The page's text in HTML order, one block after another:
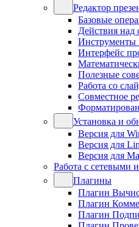
Редактор
Базовые
Действия над
Инструменты
Интерфейс
Полезные
Работа со
Совместное
Установка и
Версия для
Версия для
Версия для
Работа с сетевыми
Плагины
Плагин
Плагин
Плагин